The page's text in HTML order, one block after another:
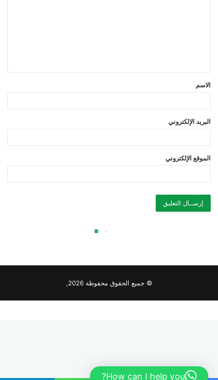
© جميع الحقوق محفوظة 2026,
How can I help you?